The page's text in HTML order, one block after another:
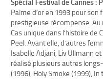
Spécial Festival de Cannes :
Palme d’or en 1993 pour
prestigieuse récompense.
Cas unique dans l’histoire
Peel. Avant elle, d’autres
Isabelle Adjani, Liv Ullmann
réalisé plusieurs autres
(1996), Holy Smoke (1999),